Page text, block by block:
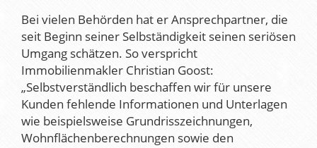
Bei vielen Behörden hat er Ansprechpartner, die
seit Beginn seiner Selbständigkeit seinen seriösen
Umgang schätzen. So verspricht
Immobilienmakler Christian Goost:
„Selbstverständlich beschaffen wir für unsere
Kunden fehlende Informationen und Unterlagen
wie beispielsweise Grundrisszeichnungen,
Wohnflächenberechnungen sowie den